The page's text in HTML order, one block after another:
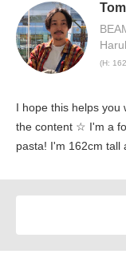
(H:
I hope this helps you
the content ☆ I'm a
pasta! I'm 162cm tall